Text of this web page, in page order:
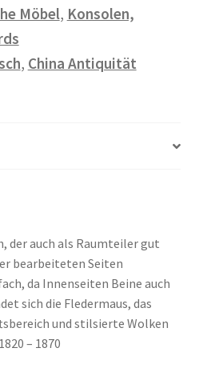
Möbel, Konsolen,
, China Antiquität
der auch als Raumteiler gut
bearbeiteten Seiten
da Innenseiten Beine auch
sich die Fledermaus, das
und stilsierte Wolken
– 1870